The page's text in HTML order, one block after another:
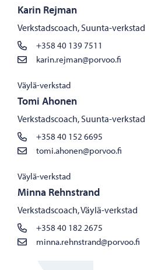
Karin Rejman
Verkstadscoach, Suunta-verkstad
+358 40 139 7511
karin.rejman@porvoo.fi
Väylä-verkstad
Tomi Ahonen
Verkstadscoach, Suunta-verkstad
+358 40 152 6695
tomi.ahonen@porvoo.fi
Väylä-verkstad
Minna Rehnstrand
Verkstadscoach, Väylä-verkstad
+358 40 182 2675
minna.rehnstrand@porvoo.fi